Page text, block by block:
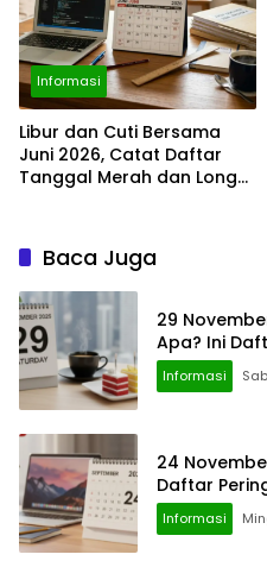
Informasi
Libur dan Cuti Bersama
Juni 2026, Catat Daftar
Tanggal Merah dan Long
Baca Juga
29
Apa? Ini
Informasi
24
Daftar
Informasi